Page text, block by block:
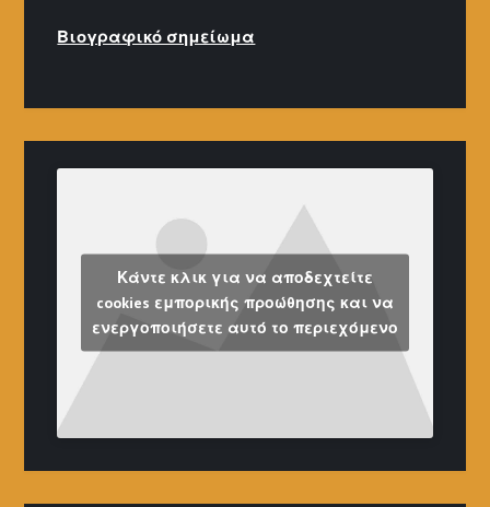
Βιογραφικό σημείωμα
Κάντε κλικ για να αποδεχτείτε
cookies εμπορικής προώθησης και να
ενεργοποιήσετε αυτό το περιεχόμενο